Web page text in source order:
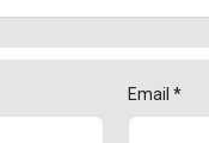
Email *